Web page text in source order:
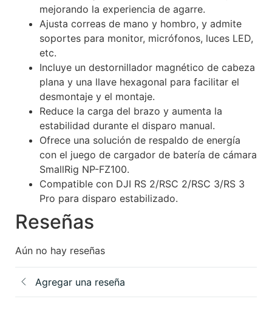
mejorando la experiencia de agarre.
Ajusta correas de mano y hombro, y admite
soportes para monitor, micrófonos, luces LED,
etc.
Incluye un destornillador magnético de cabeza
plana y una llave hexagonal para facilitar el
desmontaje y el montaje.
Reduce la carga del brazo y aumenta la
estabilidad durante el disparo manual.
Ofrece una solución de respaldo de energía
con el juego de cargador de batería de cámara
SmallRig NP-FZ100.
Compatible con DJI RS 2/RSC 2/RSC 3/RS 3
Pro para disparo estabilizado.
Reseñas
Aún no hay reseñas
Agregar una reseña